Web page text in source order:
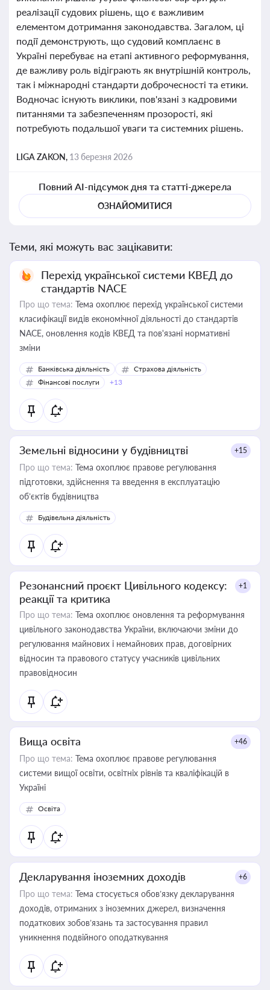
реалізації судових рішень, що є важливим
елементом дотримання законодавства. Загалом, ці
події демонструють, що судовий комплаєнс в
Україні перебуває на етапі активного реформування,
де важливу роль відіграють як внутрішній контроль,
так і міжнародні стандарти доброчесності та етики.
Водночас існують виклики, пов'язані з кадровими
питаннями та забезпеченням прозорості, які
потребують подальшої уваги та системних рішень.
LIGA ZAKON, 13 березня 2026
Повний AI-підсумок дня та статті-джерела
ОЗНАЙОМИТИСЯ
Теми, які можуть вас зацікавити:
Перехід української системи КВЕД до
стандартів NACE
Про що тема: Тема охоплює перехід української системи
класифікації видів економічної діяльності до стандартів
NACE, оновлення кодів КВЕД та пов'язані нормативні
зміни
Банківська діяльність
Страхова діяльність
Фінансові послуги
+13
Земельні відносини у будівництві +15
Про що тема: Тема охоплює правове регулювання
підготовки, здійснення та введення в експлуатацію
об’єктів будівництва
Будівельна діяльність
Резонансний проєкт Цивільного кодексу:
реакції та критика
+1
Про що тема: Тема охоплює оновлення та реформування
цивільного законодавства України, включаючи зміни до
регулювання майнових і немайнових прав, договірних
відносин та правового статусу учасників цивільних
правовідносин
Вища освіта +46
Про що тема: Тема охоплює правове регулювання
системи вищої освіти, освітніх рівнів та кваліфікацій в
Україні
Освіта
Декларування іноземних доходів +6
Про що тема: Тема стосується обов’язку декларування
доходів, отриманих з іноземних джерел, визначення
податкових зобов’язань та застосування правил
уникнення подвійного оподаткування